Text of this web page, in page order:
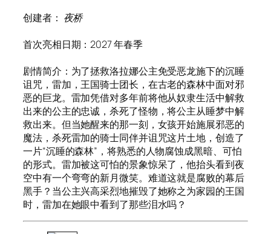
创建者： 夜桥
首次亮相日期：2027 年春季
剧情简介：为了拯救洛拉娜公主免受恶龙施下的沉睡
诅咒，雷加，王国骑士团长，在古老的森林中面对邪
恶的巨龙。雷加凭借对多年前将他从奴隶生活中解救
出来的公主的忠诚，杀死了怪物，将公主从睡梦中解
救出来。但当她醒来的那一刻，女孩开始施展邪恶的
魔法，杀死雷加的骑士同伴并诅咒这片土地，创造了
一片“沉睡的森林”，将熟悉的人物腐蚀成黑暗、可怕
的形式。雷加被这可怕的景象惊呆了，他抬头看到夜
空中有一个弯弯的新月微笑。难道这就是腐败的幕后
黑手？当公主兴高采烈地摧毁了她称之为家园的王国
时，雷加在她眼中看到了那些泪水吗？